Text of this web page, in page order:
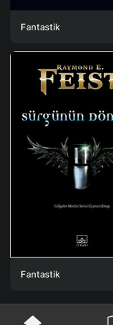
Fantastik
Fantastik